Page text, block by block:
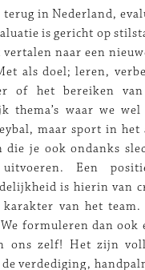
in Nederland,
is gericht op
naar een
als doel; leren,
of het bereiken
thema’s waar we
maar sport in het
die je ook ondanks
Een
is hierin van
karakter van het
formuleren dan
ons zelf! Het zijn
verdediging,